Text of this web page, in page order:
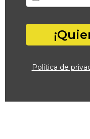
Política de